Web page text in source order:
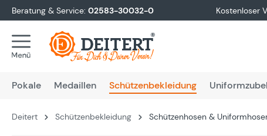
Zur Hauptnavigation springen
Beratung & Service: 02583-30032-0 Kostenloser
Pokale Medaillen Schützenbekleidung
Deitert Schützenbekleidung Schützenhosen &